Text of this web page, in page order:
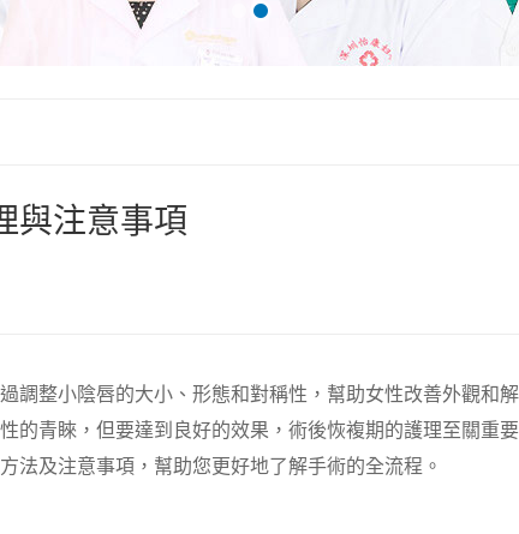
與注意事項
調整小陰唇的大小、形態和對稱性，幫助女性改善外觀和
的青睞，但要達到良好的效果，術後恢複期的護理至關重
法及注意事項，幫助您更好地了解手術的全流程。